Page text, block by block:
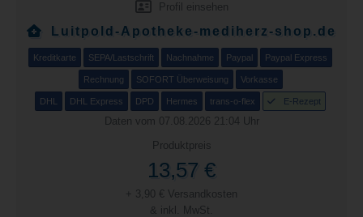
Profil einsehen
Luitpold-Apotheke-mediherz-shop.de
Kreditkarte SEPA/Lastschrift Nachnahme Paypal Paypal Express
Rechnung SOFORT Überweisung Vorkasse
DHL DHL Express DPD Hermes trans-o-flex E-Rezept
Daten vom 07.08.2026 21:04 Uhr
Produktpreis
13,57 €
+ 3,90 € Versandkosten
& inkl. MwSt.